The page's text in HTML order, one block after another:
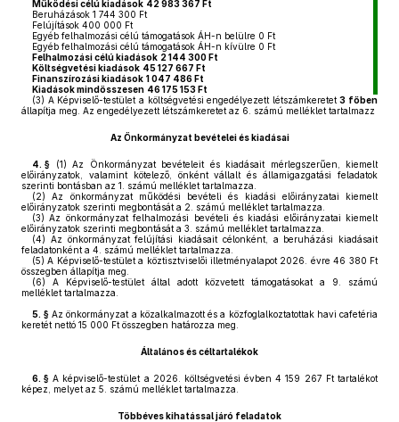
Működési célú kiadások 42 983 367 Ft
Beruházások 1 744 300 Ft
Felújítások 400 000 Ft
Egyéb felhalmozási célú támogatások ÁH-n belülre 0 Ft
Egyéb felhalmozási célú támogatások ÁH-n kívülre 0 Ft
Felhalmozási célú kiadások 2 144 300 Ft
Költségvetési kiadások 45 127 667 Ft
Finanszírozási kiadások 1 047 486 Ft
Kiadások mindösszesen 46 175 153 Ft
(3) A Képviselő-testület a költségvetési engedélyezett létszámkeretet3 főben
állapítja meg. Az engedélyezett létszámkeretet az 6. számú melléklet tartalmazz
Az Önkormányzat bevételei és kiadásai
4. § (1) Az Önkormányzat bevételeit és kiadásait mérlegszerűen, kiemelt
előirányzatok, valamint kötelező, önként vállalt és államigazgatási feladatok
szerinti bontásban az 1. számú melléklet tartalmazza.
(2) Az önkormányzat működési bevételi és kiadási előirányzatai kiemelt
előirányzatok szerinti megbontását a 2. számú melléklet tartalmazza.
(3) Az önkormányzat felhalmozási bevételi és kiadási előirányzatai kiemelt
előirányzatok szerinti megbontását a 3. számú melléklet tartalmazza.
(4) Az önkormányzat felújítási kiadásait célonként, a beruházási kiadásait
feladatonként a 4. számú melléklet tartalmazza.
(5) A Képviselő-testület a köztisztviselői illetményalapot 2026. évre 46 380 Ft
összegben állapítja meg.
(6) A Képviselő-testület által adott közvetett támogatásokat a 9. számú
melléklet tartalmazza.
5. § Az önkormányzat a közalkalmazott és a közfoglalkoztatottak havi cafetéria
keretét nettó 15 000 Ft összegben határozza meg.
Általános és céltartalékok
6. § A képviselő-testület a 2026. költségvetési évben 4 159 267 Ft tartalékot
képez, melyet az 5. számú melléklet tartalmazza.
Többéves kihatással járó feladatok